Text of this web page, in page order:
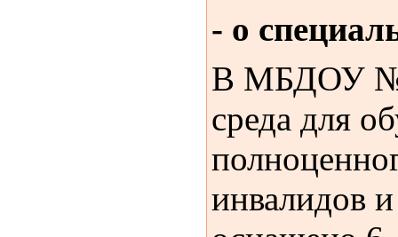
- о
В МБДОУ №
среда для
инвалидов